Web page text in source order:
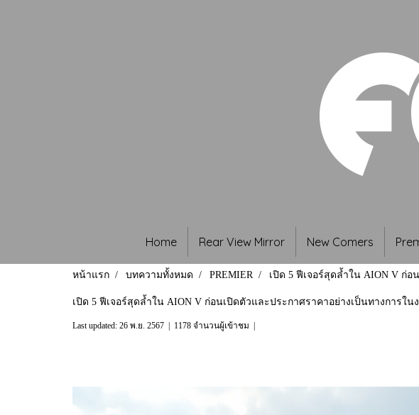
Home Rear View Mirror New Comers
หน้าแรก บทความทั้งหมด PREMIER เปิด 5 ฟีเจอร์สุดล้ำใน AION V ก่อ
เปิด 5 ฟีเจอร์สุดล้ำใน AION V ก่อนเปิดตัวและประกาศราคาอย่างเป็นทางการในง
Last updated: 26 พ.ย. 2567 1178 จำนวนผู้เข้าชม